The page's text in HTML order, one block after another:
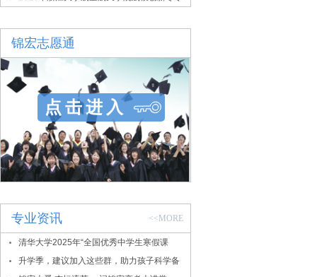
锦宏志愿通
点击进入
专业资讯 <<MORE
清华大学2025年“全国优秀中学生寒假课
堂”报名通知
升学季，建议加入这些群，助力孩子科学备